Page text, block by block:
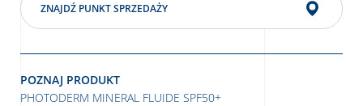
ZNAJDŹ PUNKT SPRZEDAŻY
POZNAJ PRODUKT
PHOTODERM MINERAL FLUIDE SPF50+